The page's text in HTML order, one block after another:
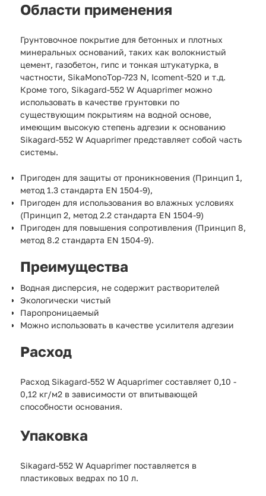
Области применения
Грунтовочное покрытие для бетонных и плотных
минеральных оснований, таких как волокнистый
цемент, газобетон, гипс и тонкая штукатурка, в
частности, SikaMonoTop-723 N, Icoment-520 и т.д.
Кроме того, Sikagard-552 W Aquaprimer можно
использовать в качестве грунтовки по
существующим покрытиям на водной основе,
имеющим высокую степень адгезии к основанию
Sikagard-552 W Aquaprimer представляет собой часть
системы.
Пригоден для защиты от проникновения (Принцип 1,
метод 1.3 стандарта EN 1504-9),
Пригоден для использования во влажных условиях
(Принцип 2, метод 2.2 стандарта EN 1504-9)
Пригоден для повышения сопротивления (Принцип 8,
метод 8.2 стандарта EN 1504-9).
Преимущества
Водная дисперсия, не содержит растворителей
Экологически чистый
Паропроницаемый
Можно использовать в качестве усилителя адгезии
Расход
Расход Sikagard-552 W Aquaprimer составляет 0,10 -
0,12 кг/м2 в зависимости от впитывающей
способности основания.
Упаковка
Sikagard-552 W Aquaprimer поставляется в
пластиковых ведрах по 10 л.